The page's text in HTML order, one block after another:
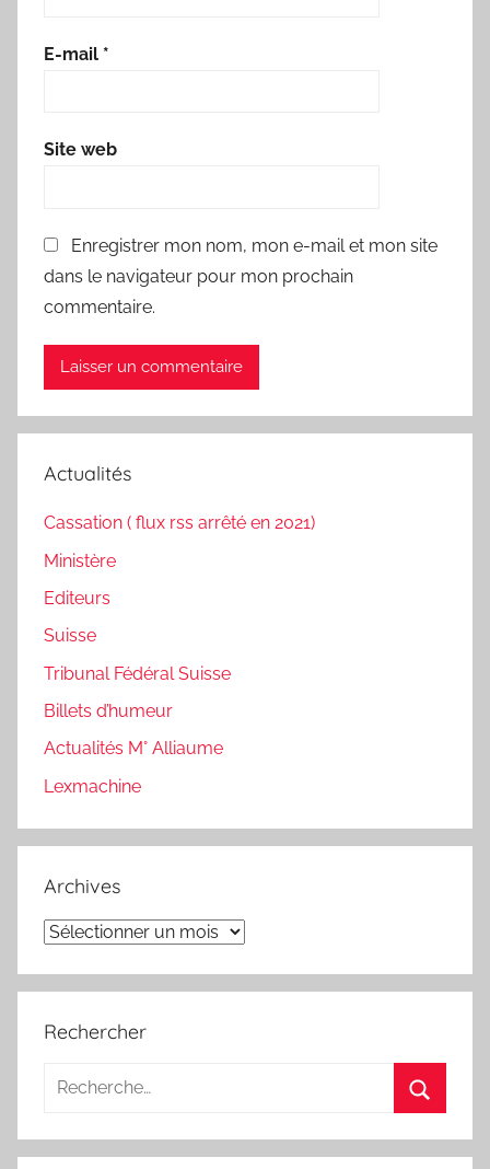
E-mail *
Site web
Enregistrer mon nom, mon e-mail et mon site
dans le navigateur pour mon prochain
commentaire.
Actualités
Cassation ( flux rss arrêté en 2021)
Ministère
Editeurs
Suisse
Tribunal Fédéral Suisse
Billets d’humeur
Actualités M° Alliaume
Lexmachine
Archives
Archives
Rechercher
Recherche
: